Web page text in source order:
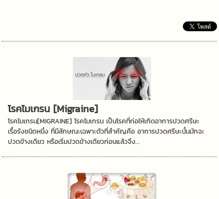
โรคไมเกรน [Migraine]
โรคไมเกรน[MIGRAINE] โรคไมเกรน เป็นโรคที่ก่อให้เกิดอาการปวดศรีษะ
เรื้อรังชนิดหนึ่ง ที่มีลักษณะเฉพาะตัวที่สำคัญคือ อาการปวดศรีษะนั้นมักจะ
ปวดข้างเดียว หรือเริ่มปวดข้างเดียวก่อนแล้วจึง...